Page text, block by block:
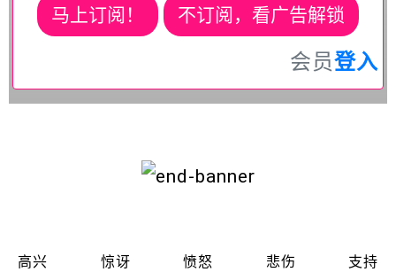
马上订阅！ 不订阅，看广告解锁
会员登入
高兴 惊讶 愤怒 悲伤 支持